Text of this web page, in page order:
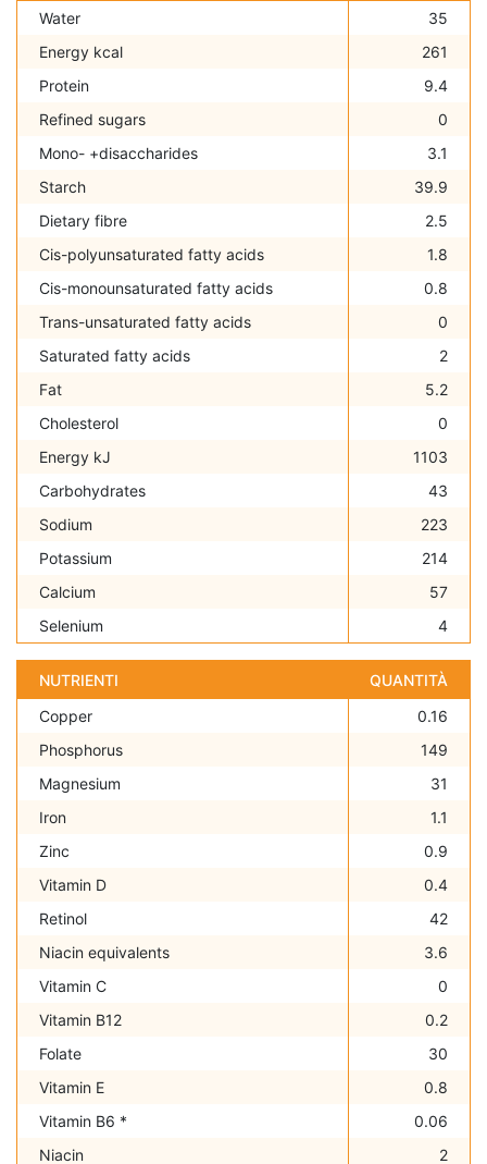
Water
35
Energy kcal
261
Protein
9.4
Refined sugars
0
Mono- +disaccharides
3.1
Starch
39.9
Dietary fibre
2.5
Cis-polyunsaturated fatty acids
1.8
Cis-monounsaturated fatty acids
0.8
Trans-unsaturated fatty acids
0
Saturated fatty acids
2
Fat
5.2
Cholesterol
0
Energy kJ
1103
Carbohydrates
43
Sodium
223
Potassium
214
Calcium
57
Selenium
4
NUTRIENTI
QUANTITÀ
Copper
0.16
Phosphorus
149
Magnesium
31
Iron
1.1
Zinc
0.9
Vitamin D
0.4
Retinol
42
Niacin equivalents
3.6
Vitamin C
0
Vitamin B12
0.2
Folate
30
Vitamin E
0.8
Vitamin B6 *
0.06
Niacin
2